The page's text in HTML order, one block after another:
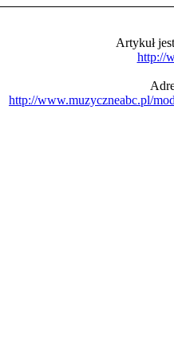
Artykuł
http://
http://www.muzyczneabc.pl/